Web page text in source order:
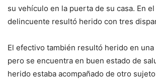
su vehículo en la puerta de su casa. En
delincuente resultó herido con tres
El efectivo también resultó herido en una
pero se encuentra en buen estado de
herido estaba acompañado de otro